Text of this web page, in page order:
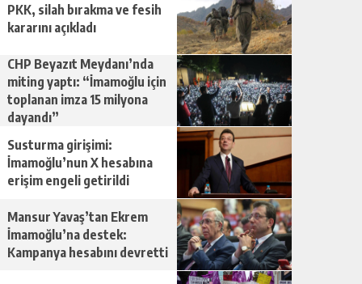
PKK, silah bırakma ve fesih
kararını açıkladı
CHP Beyazıt Meydanı’nda
miting yaptı: “İmamoğlu için
toplanan imza 15 milyona
dayandı”
Susturma girişimi:
İmamoğlu’nun X hesabına
erişim engeli getirildi
Mansur Yavaş’tan Ekrem
İmamoğlu’na destek:
Kampanya hesabını devretti